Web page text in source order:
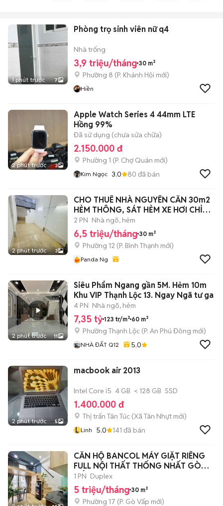
1 phút trước 7
Phòng trọ sinh viên nữ q4
Nhà trống
3,9 triệu/tháng 30 m²
Phường 8 (P. Khánh Hội mới)
Hiền
2 phút trước 3
Apple Watch Series 4 44mm LTE
Hồng 99%
Đã sử dụng (chưa sửa chữa)
2.150.000 đ
Phường 1 (P. Chợ Quán mới)
Kim Ngọc 3.0 80 đã bán
2 phút trước 3
CHO THUÊ NHÀ NGUYÊN CĂN 30m2
HẺM THÔNG, SÁT HẺM XE HƠI CHỈ
6.5tr
2 PN Nhà ngõ, hẻm
6,5 triệu/tháng 30 m²
Phường 12 (P. Bình Thạnh mới)
Panda Ng
2 phút trước 11
Siêu Phẩm Ngang gần 5M. Hẻm 10m
Khu VIP Thạnh Lộc 13. Ngay Ngã tư ga
4 PN Nhà ngõ, hẻm
7,35 tỷ 123 tr/m² 60 m²
Phường Thạnh Lộc (P. An Phú Đông mới)
NHÀ ĐẤT Q12 5.0
2 phút trước 5
macbook air 2013
Intel Core i5 4 GB < 128 GB SSD
1.400.000 đ
Thị trấn Tân Túc (Xã Tân Nhựt mới)
L Linh 5.0 141 đã bán
CĂN HỘ BANCOL MÁY GIẶT RIÊNG
FULL NỘI THẤT THỐNG NHẤT GÒ
VẤP
1 PN Duplex
5 triệu/tháng 30 m²
Phường 17 (P. Gò Vấp mới)